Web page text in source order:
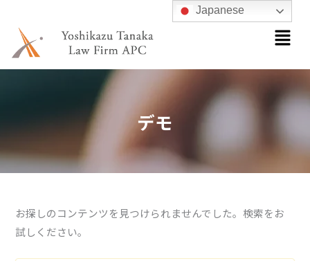
メ
ニ
ー
デモ
お探しのコンテンツを見つけられませんでした。検索をお
試しください。
対
象:
Japanese